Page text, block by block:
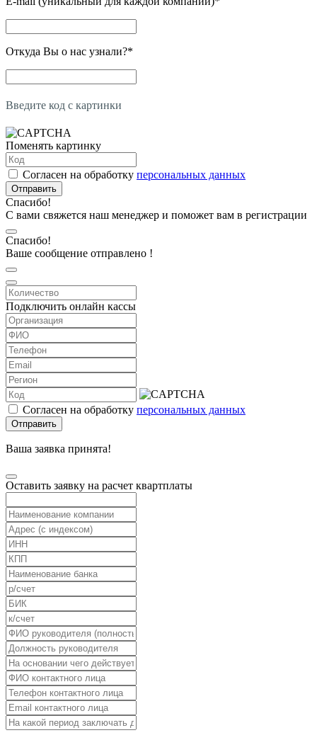
Откуда Вы о нас узнали?*
Введите код с картинки
Поменять картинку
Согласен на обработку персональных данных
Отправить
Спасибо!
С вами свяжется наш менеджер и поможет вам в регистрации
Спасибо!
Ваше сообщение отправлено !
Подключить онлайн кассы
Согласен на обработку персональных данных
Отправить
Ваша заявка принята!
Оставить заявку на расчет квартплаты